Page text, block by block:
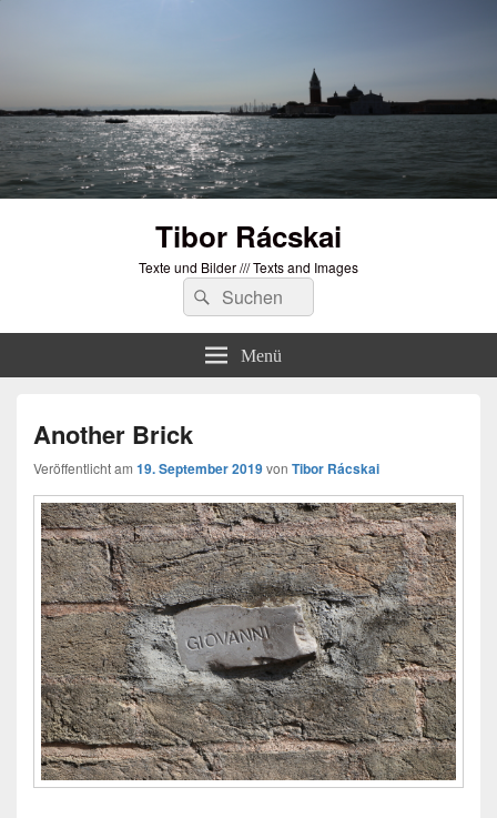
Tibor Rácskai
Texte und Bilder /// Texts and Images
Suchen
nach:
Suchen
Menü
Another Brick
Veröffentlicht am 19. September 2019von Tibor Rácskai